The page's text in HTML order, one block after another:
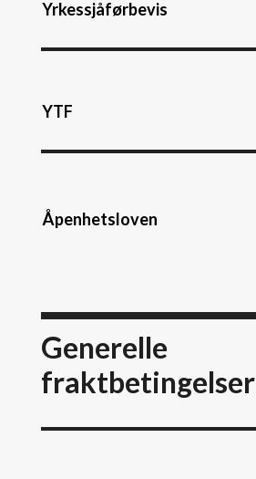
Yrkessjåførbevis
YTF
Åpenhetsloven
Generelle
fraktbetingelser